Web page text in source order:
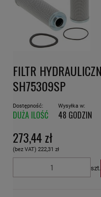
FILTR
SH75309SP
Dostępność:
DUŻA ILOŚĆ
Wysyłka w:
48 GODZIN
273,44 zł
(bez VAT) 222,31 zł
szt.